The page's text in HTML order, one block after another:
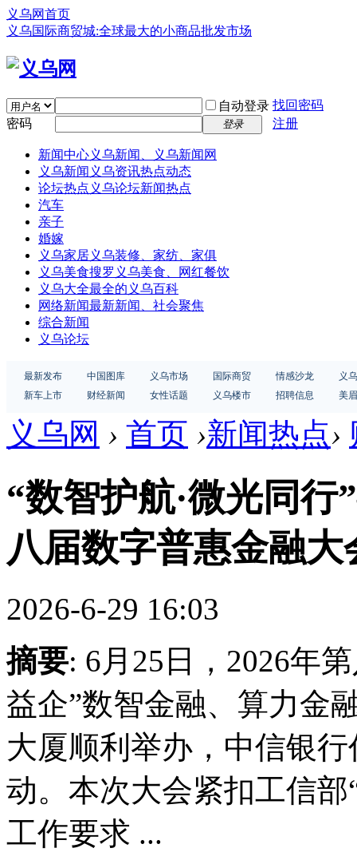
义乌网首页
义乌国际商贸城:全球最大的小商品批发市场
自动登录 找回密码
密码
登录 注册
新闻中心义乌新闻、义乌新闻网
义乌新闻 义乌资讯热点动态
论坛热点 义乌论坛新闻热点
汽车
亲子
婚嫁
义乌家居义乌装修、家纺、家俱
义乌美食搜罗义乌美食、网红餐饮
义乌大全最全的义乌百科
网络新闻最新新闻、社会聚焦
综合新闻
义乌论坛
最新发布 中国图库 义乌市场 国际商贸 情感沙龙
义
新车上市
财经新闻 女性话题 义乌楼市 招聘信息 美
义乌网 › 首页 ›新闻热点›
“数智护航·微光同
八届数字普惠金融大
2026-6-29 16:03
摘要: 6月25日，2026年
益企”数智金融、算力金
大厦顺利举办，中信银
动。本次大会紧扣工信
工作要求 ...